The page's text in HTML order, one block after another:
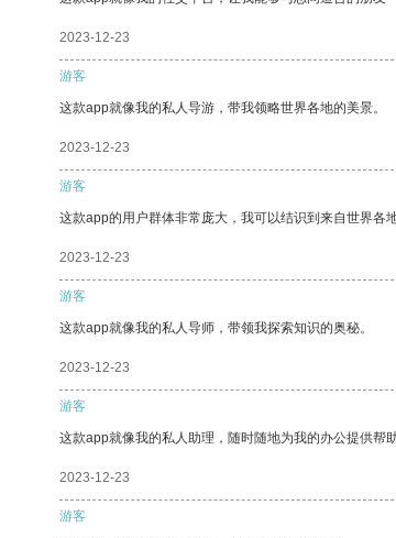
2023-12-23
游客
这款app就像我的私人导游，带我领略世界各地的美景。
2023-12-23
游客
这款app的用户群体非常庞大，我可以结识到来自世界各地
2023-12-23
游客
这款app就像我的私人导师，带领我探索知识的奥秘。
2023-12-23
游客
这款app就像我的私人助理，随时随地为我的办公提供帮
2023-12-23
游客